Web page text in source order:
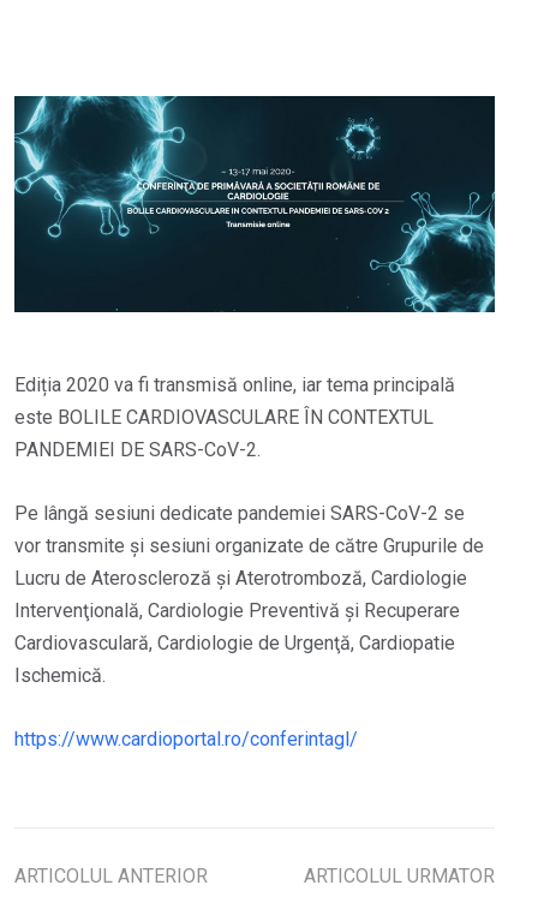
Ediția 2020 va fi transmisă online, iar tema principală
este BOLILE CARDIOVASCULARE ÎN CONTEXTUL
PANDEMIEI DE SARS-CoV-2.
Pe lângă sesiuni dedicate pandemiei SARS-CoV-2 se
vor transmite şi sesiuni organizate de către Grupurile de
Lucru de Ateroscleroză şi Aterotromboză, Cardiologie
Intervenţională, Cardiologie Preventivă şi Recuperare
Cardiovasculară, Cardiologie de Urgenţă, Cardiopatie
Ischemică.
https://www.cardioportal.ro/conferintagl/
ARTICOLUL ANTERIOR
ARTICOLUL URMATOR